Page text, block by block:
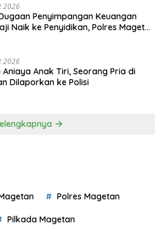
2026
Penyimpangan Keuangan
Naik ke Penyidikan, Polres Magetan
2026
Aniaya Anak Tiri, Seorang Pria di
Dilaporkan ke Polisi
Polres Magetan
Pilkada Magetan